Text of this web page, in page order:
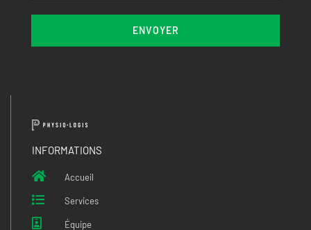
ENVOYER
INFORMATIONS
Accueil
Services
Équipe